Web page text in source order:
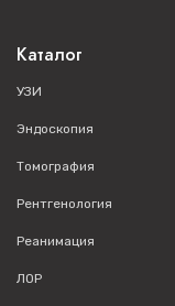
Каталог
УЗИ
Эндоскопия
Томография
Рентгенология
Реанимация
ЛОР